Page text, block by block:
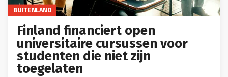
BUITENLAND
Finland financiert open
universitaire cursussen voor
studenten die niet zijn
toegelaten